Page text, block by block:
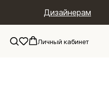
Дизайнерам
Личный кабинет